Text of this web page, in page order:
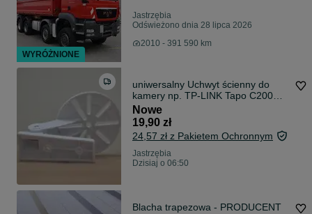
Jastrzębia
Odświeżono dnia 28 lipca 2026
2010 - 391 590 km
uniwersalny Uchwyt ścienny do
kamery np. TP-LINK Tapo C200
C300 C400 i podobne, Xiaomi
Delospro niania camera
elektroniczna C-200 C-210 C-220
C-230
Nowe
19,90 zł
24,57 zł z Pakietem Ochronnym
Jastrzębia
Dzisiaj o 06:50
Blacha trapezowa - PRODUCENT
WYRÓŻNIONE